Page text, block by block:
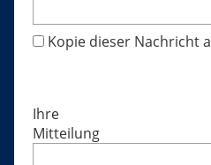
Kopie dieser Nachricht
Ihre
Mitteilung